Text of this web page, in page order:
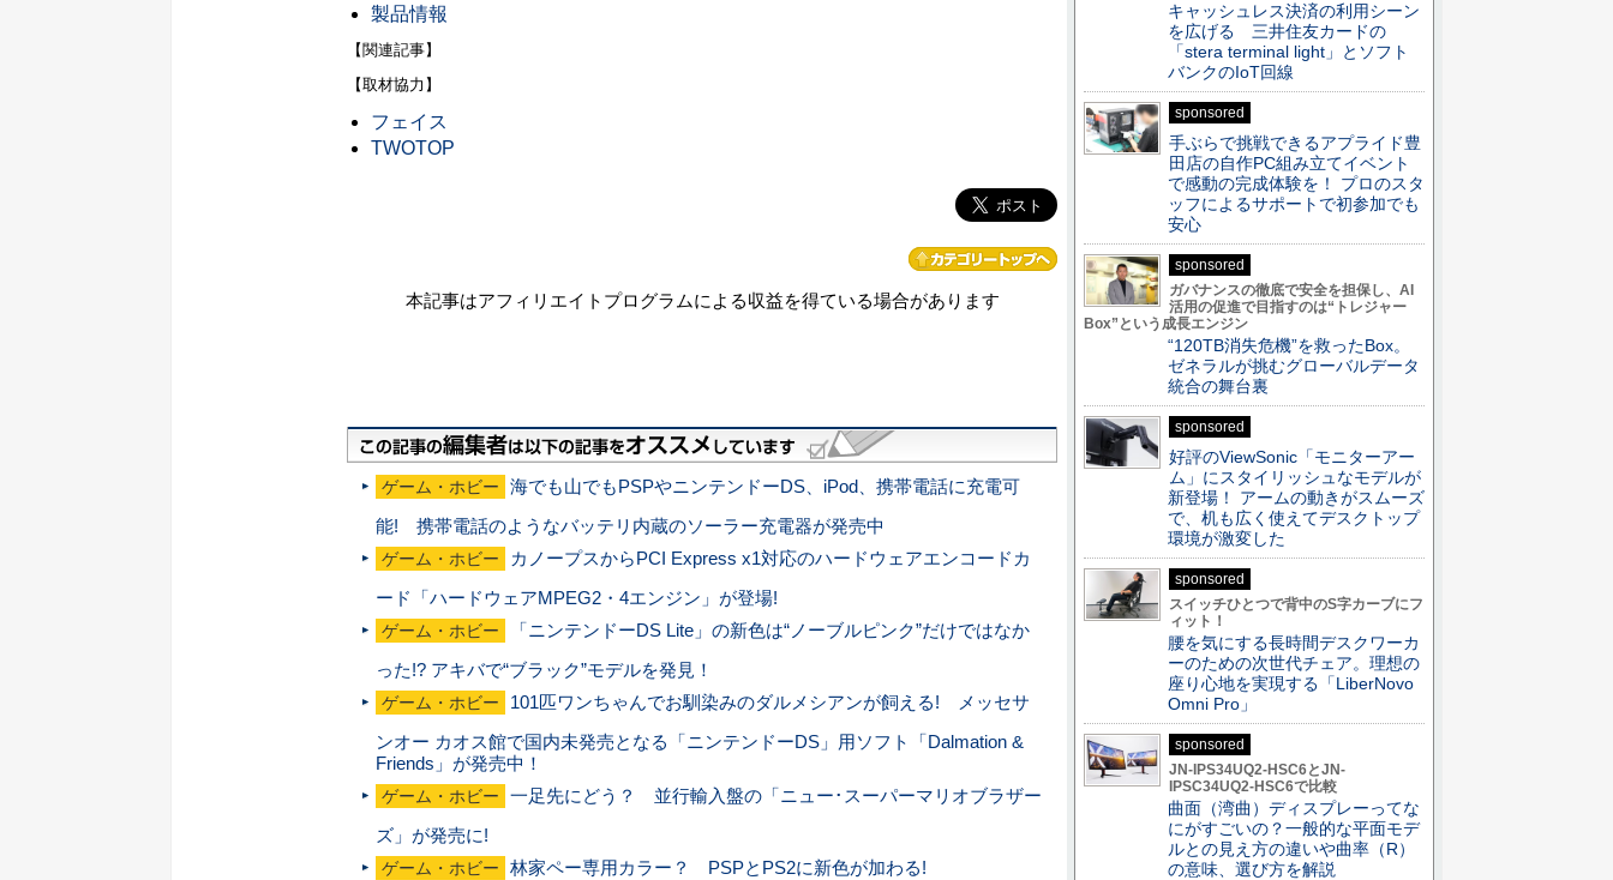
製品情報
【関連記事】
【取材協力】
フェイス
TWOTOP
本記事はアフィリエイトプログラムによる収益を得ている場合があります
ゲーム・ホビー
海でも山でもPSPやニンテンドーDS、iPod、携帯電話に充電可
能! 携帯電話のようなバッテリ内蔵のソーラー充電器が発売中
ゲーム・ホビー
カノープスからPCI Express x1対応のハードウェアエンコードカ
ード「ハードウェアMPEG2・4エンジン」が登場!
ゲーム・ホビー
「ニンテンドーDS Lite」の新色は“ノーブルピンク”だけではなか
った!? アキバで“ブラック”モデルを発見！
ゲーム・ホビー
101匹ワンちゃんでお馴染みのダルメシアンが飼える! メッセサ
ンオー カオス館で国内未発売となる「ニンテンドーDS」用ソフト「Dalmation &
Friends」が発売中！
ゲーム・ホビー
一足先にどう？ 並行輸入盤の「ニュー･スーパーマリオブラザー
ズ」が発売に!
ゲーム・ホビー 林家ペー専用カラー？ PSPとPS2に新色が加わる!
キャッシュレス決済の利用シーン
を広げる 三井住友カードの
「stera terminal light」とソフト
バンクのIoT回線
sponsored
手ぶらで挑戦できるアプライド豊
田店の自作PC組み立てイベント
で感動の完成体験を！ プロのスタ
ッフによるサポートで初参加でも
安心
sponsored
ガバナンスの徹底で安全を担保し、AI
活用の促進で目指すのは“トレジャー
Box”という成長エンジン
“120TB消失危機”を救ったBox。
ゼネラルが挑むグローバルデータ
統合の舞台裏
sponsored
好評のViewSonic「モニターアー
ム」にスタイリッシュなモデルが
新登場！ アームの動きがスムーズ
で、机も広く使えてデスクトップ
環境が激変した
sponsored
スイッチひとつで背中のS字カーブにフ
ィット！
腰を気にする長時間デスクワーカ
ーのための次世代チェア。理想の
座り心地を実現する「LiberNovo
Omni Pro」
sponsored
JN-IPS34UQ2-HSC6とJN-
IPSC34UQ2-HSC6で比較
曲面（湾曲）ディスプレーってな
にがすごいの？一般的な平面モデ
ルとの見え方の違いや曲率（R）
の意味、選び方を解説